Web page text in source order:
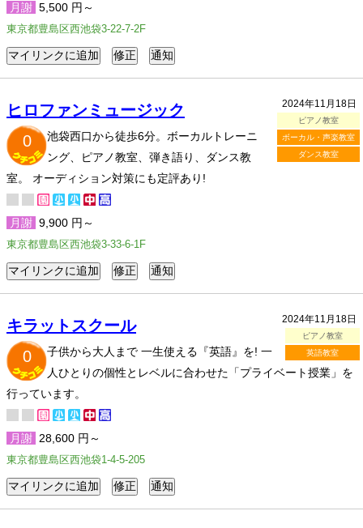
月謝 5,500 円～
東京都豊島区西池袋3-22-7-2F
2024年11月18日
ピアノ教室
ボーカル・声楽教室
ダンス教室
ヒロファンミュージック
0
池袋西口から徒歩6分。ボーカルトレーニ
ング、ピアノ教室、弾き語り、ダンス教
室。 オーディション対策にも定評あり!
月謝 9,900 円～
東京都豊島区西池袋3-33-6-1F
2024年11月18日
ピアノ教室
英語教室
キラットスクール
0
子供から大人まで 一生使える『英語』を! 一
人ひとりの個性とレベルに合わせた「プライベート授業」を
行っています。
月謝 28,600 円～
東京都豊島区西池袋1-4-5-205